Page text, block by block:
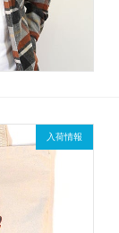
入荷情報